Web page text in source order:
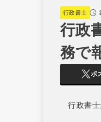
行政書士
行政
務で
ポ
行政書士